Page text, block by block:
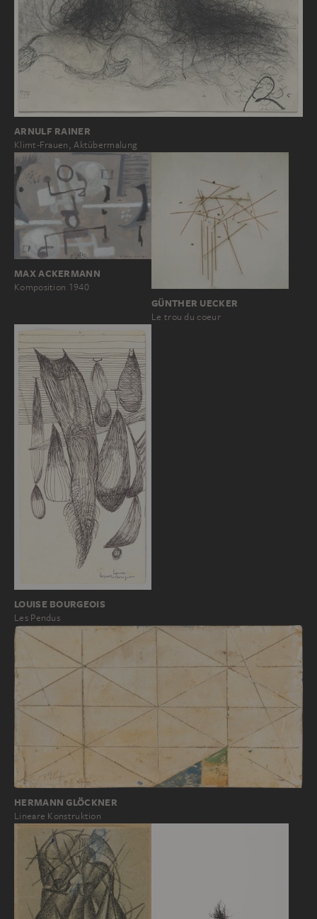
ARNULF RAINER
Klimt-Frauen, Aktübermalung
MAX ACKERMANN
Komposition 1940
GÜNTHER UECKER
Le trou du coeur
LOUISE BOURGEOIS
Les Pendus
HERMANN GLÖCKNER
Lineare Konstruktion